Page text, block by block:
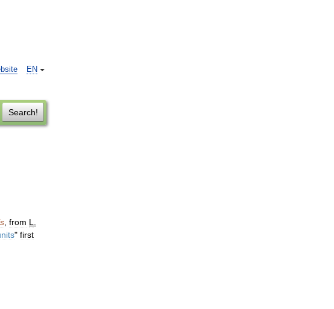
EN
Search!
from L
" first